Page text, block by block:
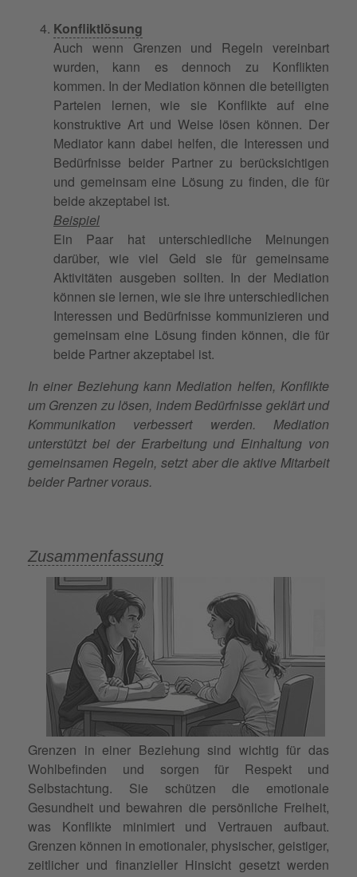
Konfliktlösung
Auch wenn Grenzen und Regeln vereinbart
wurden, kann es dennoch zu Konflikten
kommen. In der Mediation können die beteiligten
Parteien lernen, wie sie Konflikte auf eine
konstruktive Art und Weise lösen können. Der
Mediator kann dabei helfen, die Interessen und
Bedürfnisse beider Partner zu berücksichtigen
und gemeinsam eine Lösung zu finden, die für
beide akzeptabel ist.
Beispiel
Ein Paar hat unterschiedliche Meinungen
darüber, wie viel Geld sie für gemeinsame
Aktivitäten ausgeben sollten. In der Mediation
können sie lernen, wie sie ihre unterschiedlichen
Interessen und Bedürfnisse kommunizieren und
gemeinsam eine Lösung finden können, die für
beide Partner akzeptabel ist.
In einer Beziehung kann Mediation helfen, Konflikte
um Grenzen zu lösen, indem Bedürfnisse geklärt und
Kommunikation verbessert werden. Mediation
unterstützt bei der Erarbeitung und Einhaltung von
gemeinsamen Regeln, setzt aber die aktive Mitarbeit
beider Partner voraus.
Zusammenfassung
Grenzen in einer Beziehung sind wichtig für das
Wohlbefinden und sorgen für Respekt und
Selbstachtung. Sie schützen die emotionale
Gesundheit und bewahren die persönliche Freiheit,
was Konflikte minimiert und Vertrauen aufbaut.
Grenzen können in emotionaler, physischer, geistiger,
zeitlicher und finanzieller Hinsicht gesetzt werden